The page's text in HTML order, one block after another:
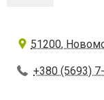
51200,
+380 (5693)